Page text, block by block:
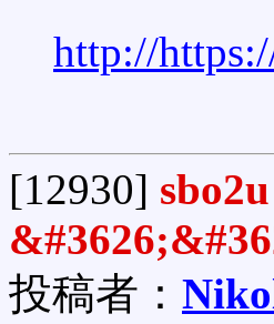
http://
[12930] sbo2u
投稿者：